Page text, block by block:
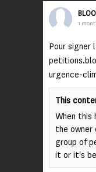
1
Pour signer
urgence-
This
When this
the owner
group of
it or it's